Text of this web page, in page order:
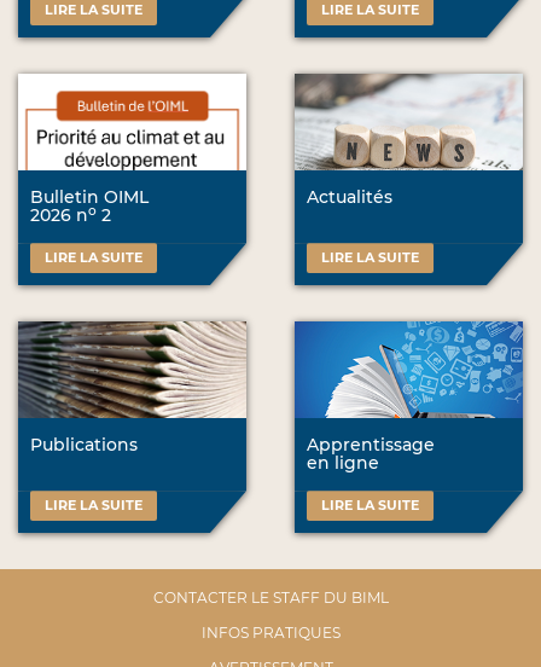
LIRE LA SUITE LIRE LA SUITE
Bulletin OIML
2026 no 2
LIRE LA SUITE
Actualités
LIRE LA SUITE
Publications
LIRE LA SUITE
Apprentissage
en ligne
LIRE LA SUITE
CONTACTER LE STAFF DU BIML
INFOS PRATIQUES